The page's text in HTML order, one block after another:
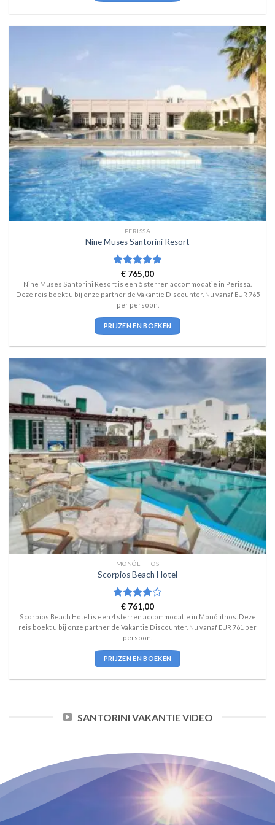
PERISSA
Nine Muses Santorini Resort
Waardering
5uit 5
€ 765,00
Nine Muses Santorini Resort is een 5 sterren accommodatie in Perissa.
Deze reis boekt u bij onze partner de Vakantie Discounter. Nu vanaf EUR 765
per persoon.
PRIJZEN EN BOEKEN
MONÓLITHOS
Scorpios Beach Hotel
Waardering
4uit 5
€ 761,00
Scorpios Beach Hotel is een 4 sterren accommodatie in Monólithos. Deze
reis boekt u bij onze partner de Vakantie Discounter. Nu vanaf EUR 761 per
persoon.
PRIJZEN EN BOEKEN
SANTORINI VAKANTIE VIDEO